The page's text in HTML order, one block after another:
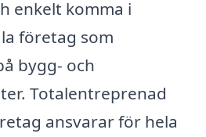
enkelt komma i
företag som
bygg- och
Totalentreprenad
ansvarar för hela